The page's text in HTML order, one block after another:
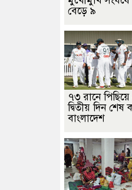
বেড়ে ৯
৭৩ রানে
দ্বিতীয় দিন শেষ
বাংলাদেশ